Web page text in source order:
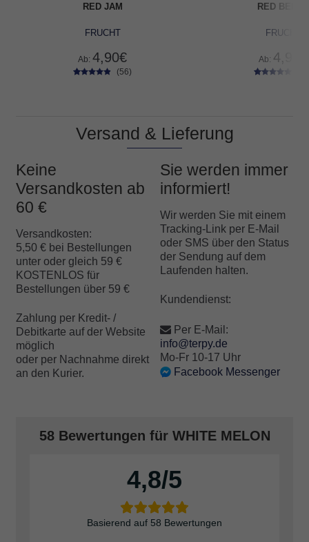
RED JAM
FRUCHT
Ab:4,90€
auf
Kundenbe
(56)
RED BERRY
FRUCHT
Ab: 4,90
Versand & Lieferung
Keine
Versandkosten ab
60 €
Versandkosten:
5,50 € bei Bestellungen
unter oder gleich 59 €
KOSTENLOS für
Bestellungen über 59 €
Zahlung per Kredit- /
Debitkarte auf der Website
möglich
oder per Nachnahme direkt
an den Kurier.
Sie werden immer
informiert!
Wir werden Sie mit einem
Tracking-Link per E-Mail
oder SMS über den Status
der Sendung auf dem
Laufenden halten.
Kundendienst:
Per E-Mail:
info@terpy.de
Mo-Fr 10-17 Uhr
Facebook Messenger
58 Bewertungen für WHITE MELON
4,8
Basierend auf 58 Bewertungen